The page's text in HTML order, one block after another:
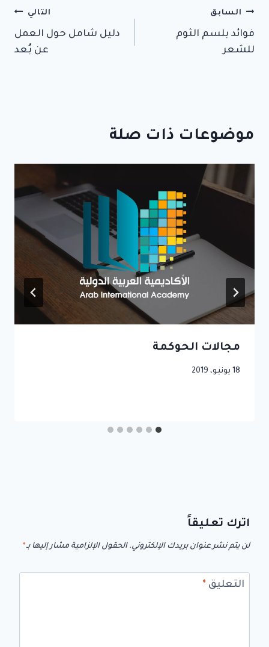
تصفّح
المقالات
السابق
فوائد بلسم الثوم
للشعر
التالي
دليل شامل حول العمل
عن بُعد
موضوعات ذات صلة
مجالات الحوكمة
18 يونيو، 2019
اترك تعليقاً
لن يتم نشر عنوان بريدك الإلكتروني. الحقول الإلزامية مشار إليها بـ*
التعليق *